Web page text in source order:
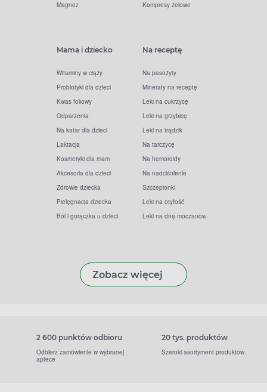
Magnez
Kompresy żelowe
Mama i dziecko
Witaminy w ciąży
Probiotyki dla dzieci
Kwas foliowy
Odparzenia
Na katar dla dzieci
Laktacja
Kosmetyki dla mam
Akcesoria dla dzieci
Zdrowie dziecka
Pielęgnacja dziecka
Ból i gorączka u dzieci
Na receptę
Na pasożyty
Minerały na receptę
Leki na cukrzycę
Leki na grzybicę
Leki na trądzik
Na tarczycę
Na hemoroidy
Na nadciśnienie
Szczepionki
Leki na otyłość
Leki na dnę moczanową
Zobacz więcej
2 600 punktów odbioru
Odbierz zamówienie w wybranej
aptece
20 tys. produktów
Szeroki asortyment produktów